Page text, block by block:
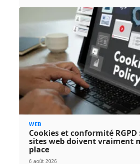
WEB
Cookies et conformité RGPD
sites web doivent vraiment
place
6 août 2026